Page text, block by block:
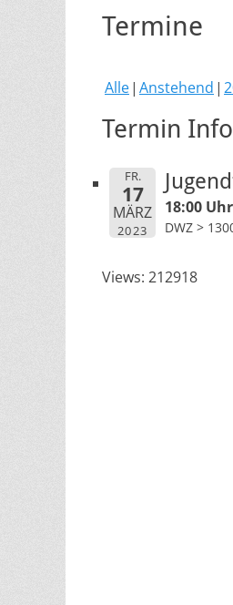
Termine
Alle Anstehend
Termin
FR.
17
MÄRZ
2023
18:00 Uhr
DWZ >
Views: 212918